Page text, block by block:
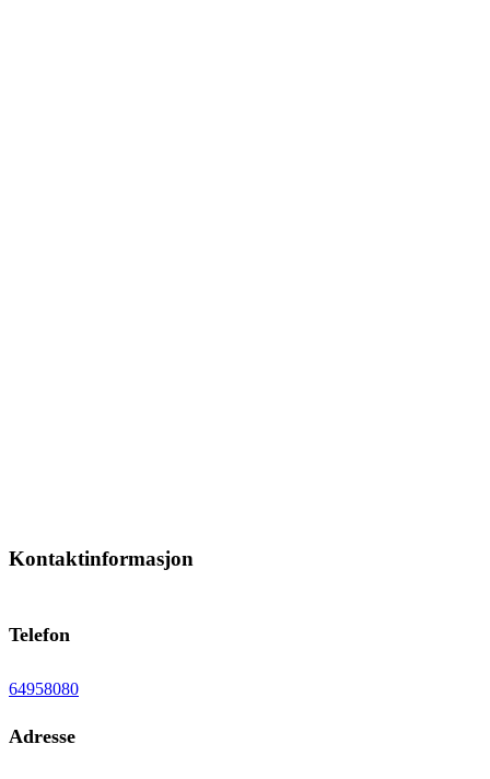
Kontaktinformasjon
Telefon
64958080
Adresse